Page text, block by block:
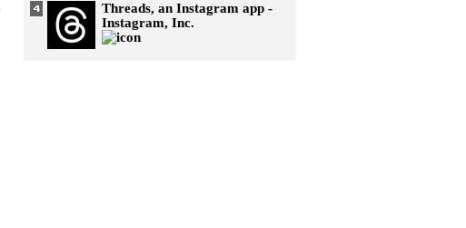
Threads, an Instagram app -
Instagram, Inc.